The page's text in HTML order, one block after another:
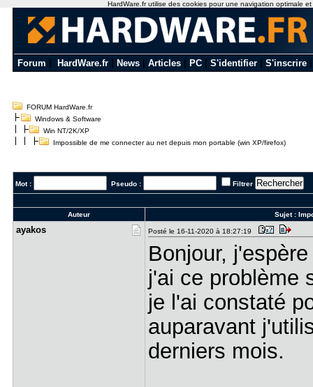
Forum HardWare.fr News Articles PC S'identifier S'inscrire
FORUM HardWare.fr
Windows & Software
Win NT/2K/XP
Impossible de me connecter au net depuis mon portable (win XP/firefox)
Mot : Pseudo : Filtrer
Auteur Sujet :
ayakos Posté le 16-11-2020 à 18:27:19
Bonjour,
j'ai ce problème
je l'ai constaté
auparavant
derniers mois.
HardWare.fr utilise des cookies pour une navigation optimale